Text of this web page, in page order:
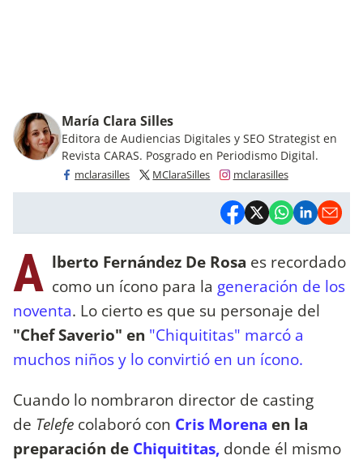
María Clara Silles
Editora de Audiencias Digitales y SEO Strategist en
Revista CARAS. Posgrado en Periodismo Digital.
mclarasilles MClaraSilles mclarasilles
A lberto Fernández De Rosa es recordado
como un ícono para la generación de los
noventa. Lo cierto es que su personaje del
"Chef Saverio" en "Chiquititas" marcó a
muchos niños y lo convirtió en un ícono.
Cuando lo nombraron director de casting
de Telefe colaboró con Cris Morena en la
preparación de Chiquititas, donde él mismo